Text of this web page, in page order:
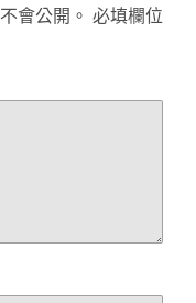
會公開。 必填欄位